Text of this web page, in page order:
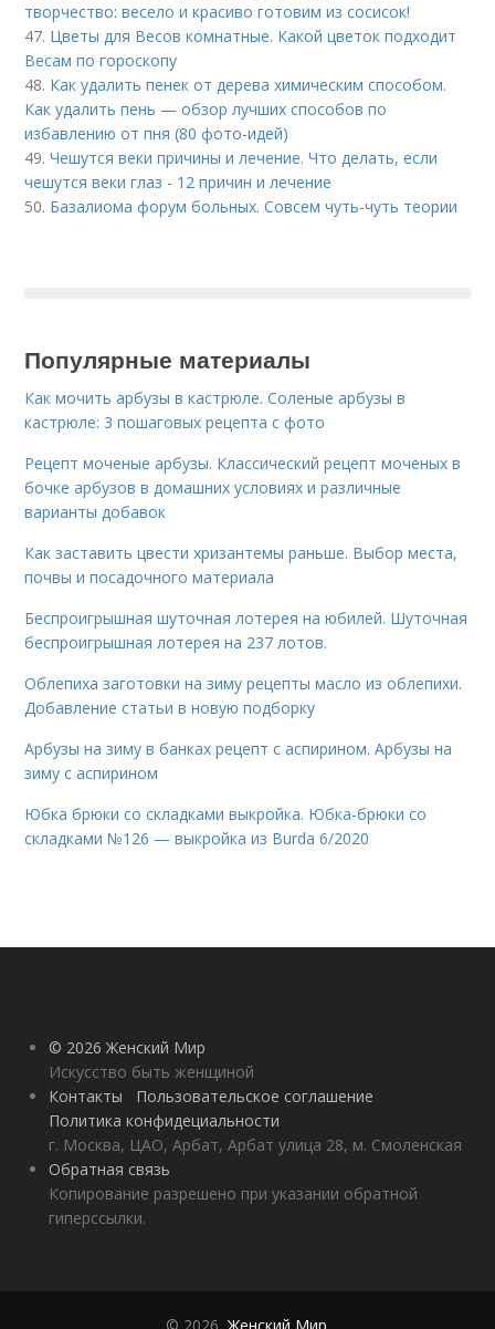
творчество: весело и красиво готовим из сосисок!
47. Цветы для Весов комнатные. Какой цветок подходит
Весам по гороскопу
48. Как удалить пенек от дерева химическим способом.
Как удалить пень — обзор лучших способов по
избавлению от пня (80 фото-идей)
49.Чешутся веки причины и лечение. Что делать, если
чешутся веки глаз - 12 причин и лечение
50. Базалиома форум больных. Совсем чуть-чуть теории
Популярные материалы
Как мочить арбузы в кастрюле. Соленые арбузы в
кастрюле: 3 пошаговых рецепта с фото
Рецепт моченые арбузы. Классический рецепт моченых в
бочке арбузов в домашних условиях и различные
варианты добавок
Как заставить цвести хризантемы раньше. Выбор места,
почвы и посадочного материала
Беспроигрышная шуточная лотерея на юбилей. Шуточная
беспроигрышная лотерея на 237 лотов.
Облепиха заготовки на зиму рецепты масло из облепихи.
Добавление статьи в новую подборку
Арбузы на зиму в банках рецепт с аспирином. Арбузы на
зиму с аспирином
Юбка брюки со складками выкройка. Юбка-брюки со
складками №126 — выкройка из Burda 6/2020
© 2026 Женский Мир
Искусство быть женщиной
Контакты
Пользовательское соглашение
Политика конфидециальности
г. Москва, ЦАО, Арбат, Арбат улица 28, м. Смоленская
Обратная связь
Копирование разрешено при указании обратной
гиперссылки.